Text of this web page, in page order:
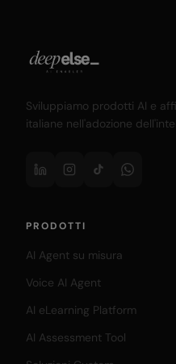
Sviluppiamo prodotti AI e
italiane nell'adozione
PRODOTTI
AI Agent su misura
Voice AI Agent
AI eLearning Platform
AI Assessment Tool